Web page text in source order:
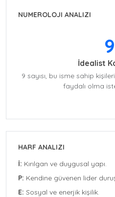
NUMEROLOJI ANALIZI
9
İdealist
9 sayısı, bu isme sahip
faydalı olma
HARF ANALIZI
İ: Kırılgan ve duygusal yapı.
P: Kendine güvenen lider
E: Sosyal ve enerjik kişilik.